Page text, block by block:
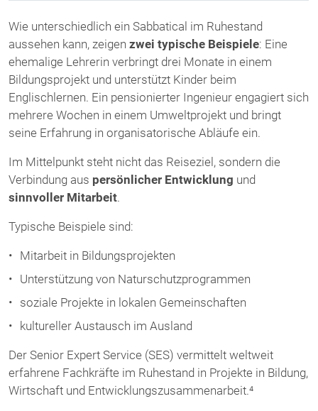
Wie unterschiedlich ein Sabbatical im Ruhestand
aussehen kann, zeigen zwei typische Beispiele: Eine
ehemalige Lehrerin verbringt drei Monate in einem
Bildungsprojekt und unterstützt Kinder beim
Englischlernen. Ein pensionierter Ingenieur engagiert sich
mehrere Wochen in einem Umweltprojekt und bringt
seine Erfahrung in organisatorische Abläufe ein.
Im Mittelpunkt steht nicht das Reiseziel, sondern die
Verbindung aus persönlicher Entwicklung und
sinnvoller Mitarbeit.
Typische Beispiele sind:
Mitarbeit in Bildungsprojekten
Unterstützung von Naturschutzprogrammen
soziale Projekte in lokalen Gemeinschaften
kultureller Austausch im Ausland
Der Senior Expert Service (SES) vermittelt weltweit
erfahrene Fachkräfte im Ruhestand in Projekte in Bildung,
Wirtschaft und Entwicklungszusammenarbeit.⁴